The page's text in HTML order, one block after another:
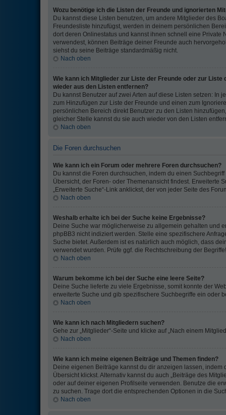
Wozu benötige ich die Listen der Freunde und ignorierten
Du kannst diese Listen benutzen, um andere Mitglieder des
Freundesliste hinzufügst, werden in deinem persönlichen
dort deren Onlinestatus und kannst ihnen schnell eine Private
verwendest, können Beiträge deiner Freunde auch
siehst du seine Beiträge standardmäßig nicht.
Nach oben
Wie kann ich Mitglieder zur Liste der Freunde oder zur
wieder aus den Listen entfernen?
Du kannst Benutzer auf zwei Arten auf diese Listen setzen: In
zum Hinzufügen zur Liste der Freunde und einen zum
persönlichen Bereich direkt Benutzer zu den Listen
gleicher Stelle kannst du sie auch wieder von den Listen
Nach oben
Die Foren durchsuchen
Wie kann ich ein Forum oder mehrere Foren durchsuchen?
Du kannst die Foren durchsuchen, indem du einen
Übersicht, der Foren- oder Themenansicht findest. Erweiterte
„Erweiterte Suche“-Link anklickst, der von jeder Seite des
Nach oben
Weshalb erhalte ich bei der Suche keine Ergebnisse?
Deine Suche war möglicherweise zu allgemein gehalten und
phpBB3 nicht indiziert werden. Stelle eine spezifischere
Suche bietet. Außerdem ist es natürlich auch möglich, dass
verwendet wurden. Prüfe ggf. die Rechtschreibung der Begriffe!
Nach oben
Warum bekomme ich bei der Suche eine leere Seite?
Deine Suche lieferte zu viele Ergebnisse, somit konnte der
erweiterte Suche und gib spezifischere Suchbegriffe ein oder
Nach oben
Wie kann ich nach Mitgliedern suchen?
Gehe zur „Mitglieder“-Seite und klicke auf „Nach einem
Nach oben
Wie kann ich meine eigenen Beiträge und Themen finden?
Deine eigenen Beiträge kannst du dir anzeigen lassen, indem
Übersicht klickst. Alternativ kannst du auch „Beiträge des
oder auf deiner eigenen Profilseite verwenden. Benutze die
zu suchen. Trage dort die entsprechenden Optionen in die
Nach oben